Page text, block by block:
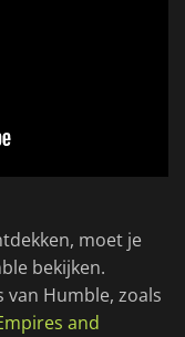
moet je
bekijken.
Humble, zoals
and